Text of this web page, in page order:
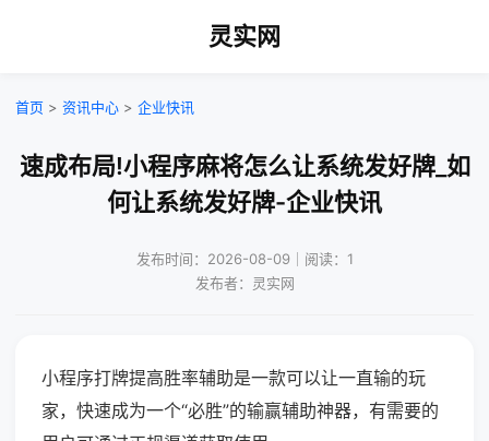
灵实网
首页 > 资讯中心 > 企业快讯
速成布局!小程序麻将怎么让系统发好牌_如
何让系统发好牌-企业快讯
发布时间：2026-08-09｜阅读：1
发布者：灵实网
小程序打牌提高胜率辅助是一款可以让一直输的玩
家，快速成为一个“必胜”的输赢辅助神器，有需要的